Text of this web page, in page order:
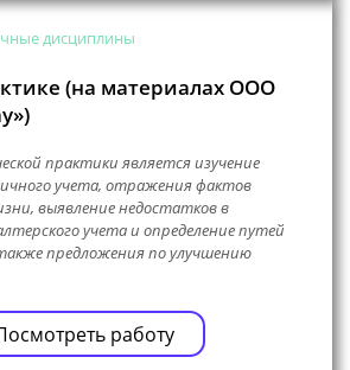
дисциплины
(на материалах ООО
практики является изучение
учета, отражения фактов
выявление недостатков в
учета и определение путей
предложения по улучшению
работу